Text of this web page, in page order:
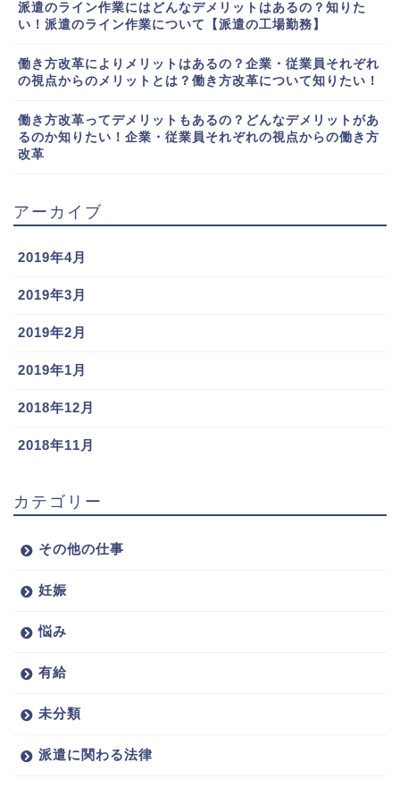
派遣のライン作業にはどんなデメリットはあるの？知りた
い！派遣のライン作業について【派遣の工場勤務】
働き方改革によりメリットはあるの？企業・従業員それぞれ
の視点からのメリットとは？働き方改革について知りたい！
働き方改革ってデメリットもあるの？どんなデメリットがあ
るのか知りたい！企業・従業員それぞれの視点からの働き方
改革
アーカイブ
2019年4月
2019年3月
2019年2月
2019年1月
2018年12月
2018年11月
カテゴリー
その他の仕事
妊娠
悩み
有給
未分類
派遣に関わる法律